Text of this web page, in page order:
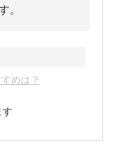
。
めは？
す